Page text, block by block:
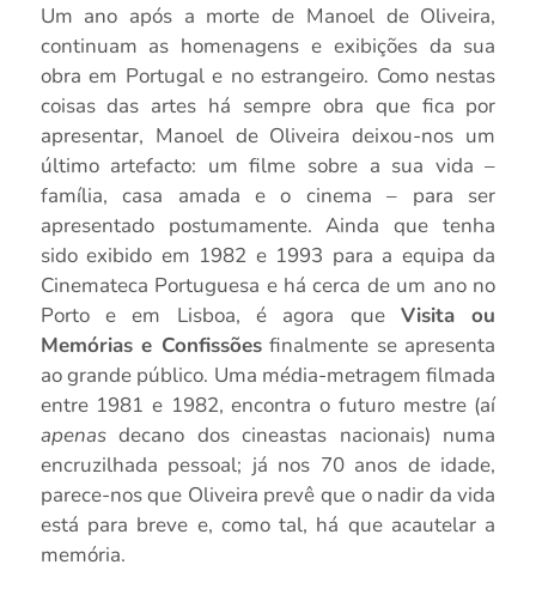
Um ano após a morte de Manoel de Oliveira,
continuam as homenagens e exibições da sua
obra em Portugal e no estrangeiro. Como nestas
coisas das artes há sempre obra que fica por
apresentar, Manoel de Oliveira deixou-nos um
último artefacto: um filme sobre a sua vida –
família, casa amada e o cinema – para ser
apresentado postumamente. Ainda que tenha
sido exibido em 1982 e 1993 para a equipa da
Cinemateca Portuguesa e há cerca de um ano no
Porto e em Lisboa, é agora queVisita ou
Memórias e Confissõesfinalmente se apresenta
ao grande público. Uma média-metragem filmada
entre 1981 e 1982, encontra o futuro mestre (aí
apenasdecano dos cineastas nacionais) numa
encruzilhada pessoal; já nos 70 anos de idade,
parece-nos que Oliveira prevê que o nadir da vida
está para breve e, como tal, há que acautelar a
memória.